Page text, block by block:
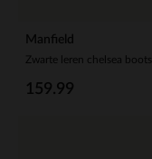
Manfield
Zwarte leren chelsea boots
159.99